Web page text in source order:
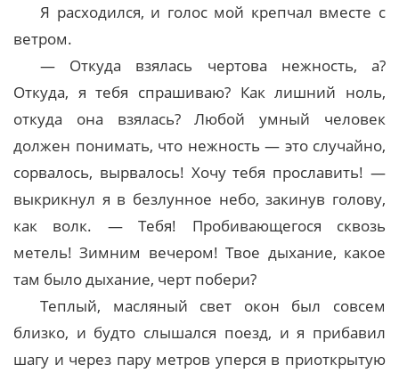
Я расходился, и голос мой крепчал вместе с
ветром.
— Откуда взялась чертова нежность, а?
Откуда, я тебя спрашиваю? Как лишний ноль,
откуда она взялась? Любой умный человек
должен понимать, что нежность — это случайно,
сорвалось, вырвалось! Хочу тебя прославить! —
выкрикнул я в безлунное небо, закинув голову,
как волк. — Тебя! Пробивающегося сквозь
метель! Зимним вечером! Твое дыхание, какое
там было дыхание, черт побери?
Теплый, масляный свет окон был совсем
близко, и будто слышался поезд, и я прибавил
шагу и через пару метров уперся в приоткрытую